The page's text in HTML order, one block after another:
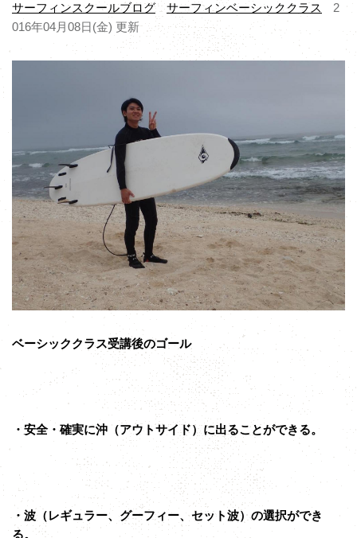
サーフィンスクールブログ サーフィンベーシッククラス
2
016年04月08日(金) 更新
ベーシッククラス受講後のゴール
・安全・確実に沖（アウトサイド）に出ることができる。
・波（レギュラー、グーフィー、セット波）の選択ができ
る。